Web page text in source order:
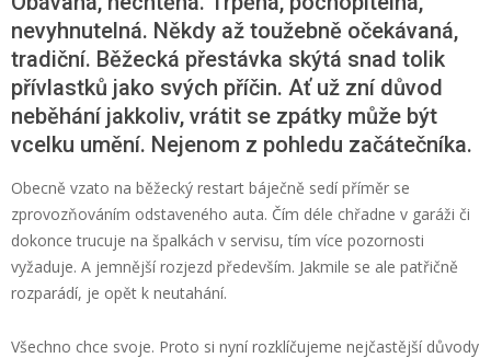
nevyhnutelná. Někdy až toužebně očekávaná,
tradiční. Běžecká přestávka skýtá snad tolik
přívlastků jako svých příčin. Ať už zní důvod
neběhání jakkoliv, vrátit se zpátky může být
vcelku umění. Nejenom z pohledu začátečníka.
Obecně vzato na běžecký restart báječně sedí příměr se
zprovozňováním odstaveného auta. Čím déle chřadne v garáži či
dokonce trucuje na špalkách v servisu, tím více pozornosti
vyžaduje. A jemnější rozjezd především. Jakmile se ale patřičně
rozparádí, je opět k neutahání.
Všechno chce svoje. Proto si nyní rozklíčujeme nejčastější důvody